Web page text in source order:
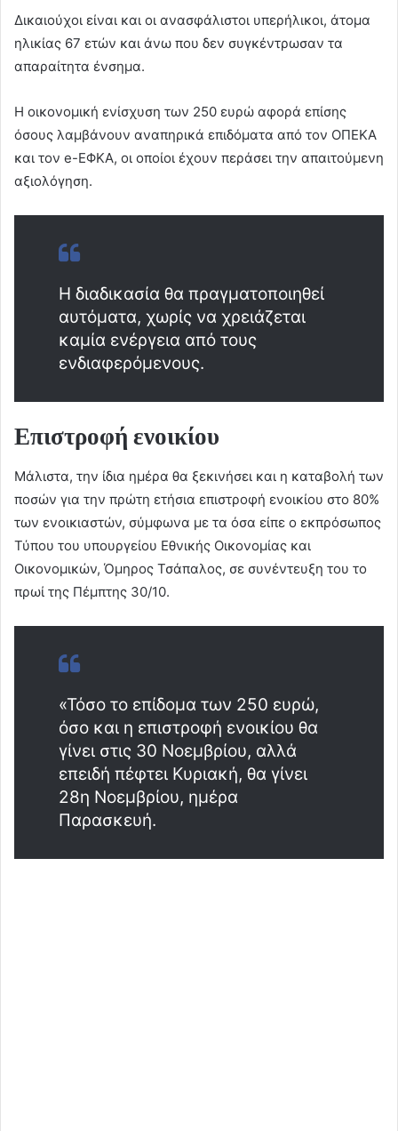
Δικαιούχοι είναι και οι ανασφάλιστοι υπερήλικοι, άτομα
ηλικίας 67 ετών και άνω που δεν συγκέντρωσαν τα
απαραίτητα ένσημα.
Η οικονομική ενίσχυση των 250 ευρώ αφορά επίσης
όσους λαμβάνουν αναπηρικά επιδόματα από τον ΟΠΕΚΑ
και τον e-ΕΦΚΑ, οι οποίοι έχουν περάσει την απαιτούμενη
αξιολόγηση.
Η διαδικασία θα πραγματοποιηθεί
αυτόματα, χωρίς να χρειάζεται
καμία ενέργεια από τους
ενδιαφερόμενους.
Επιστροφή ενοικίου
Μάλιστα, την ίδια ημέρα θα ξεκινήσει και η καταβολή των
ποσών για την πρώτη ετήσια επιστροφή ενοικίου στο 80%
των ενοικιαστών, σύμφωνα με τα όσα είπε ο εκπρόσωπος
Τύπου του υπουργείου Εθνικής Οικονομίας και
Οικονομικών, Όμηρος Τσάπαλος, σε συνέντευξη του το
πρωί της Πέμπτης 30/10.
«Τόσο το επίδομα των 250 ευρώ,
όσο και η επιστροφή ενοικίου θα
γίνει στις 30 Νοεμβρίου, αλλά
επειδή πέφτει Κυριακή, θα γίνει
28η Νοεμβρίου, ημέρα
Παρασκευή.